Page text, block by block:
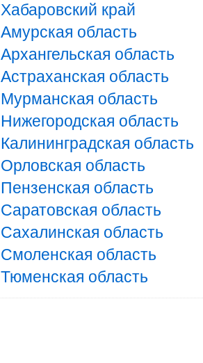
Хабаровский край
Амурская область
Архангельская область
Астраханская область
Мурманская область
Нижегородская область
Калининградская область
Орловская область
Пензенская область
Саратовская область
Сахалинская область
Смоленская область
Тюменская область